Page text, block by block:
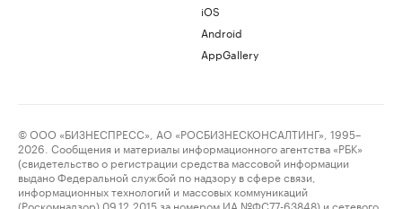
iOS
Android
AppGallery
© ООО «БИЗНЕСПРЕСС», АО «РОСБИЗНЕСКОНСАЛТИНГ», 1995–
2026. Сообщения и материалы информационного агентства «РБК»
(свидетельство о регистрации средства массовой информации
выдано Федеральной службой по надзору в сфере связи,
информационных технологий и массовых коммуникаций
(Роскомнадзор) 09.12.2015 за номером ИА №ФС77-63848) и сетевого